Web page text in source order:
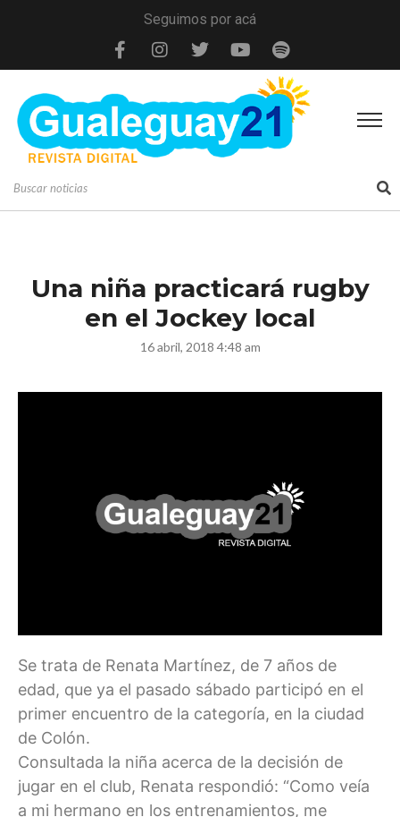
Seguimos por acá
Una niña practicará rugby
en el Jockey local
16 abril, 2018 4:48 am
Se trata de Renata Martínez, de 7 años de
edad, que ya el pasado sábado participó en el
primer encuentro de la categoría, en la ciudad
de Colón.
Consultada la niña acerca de la decisión de
jugar en el club, Renata respondió: “Como veía
a mi hermano en los entrenamientos, me